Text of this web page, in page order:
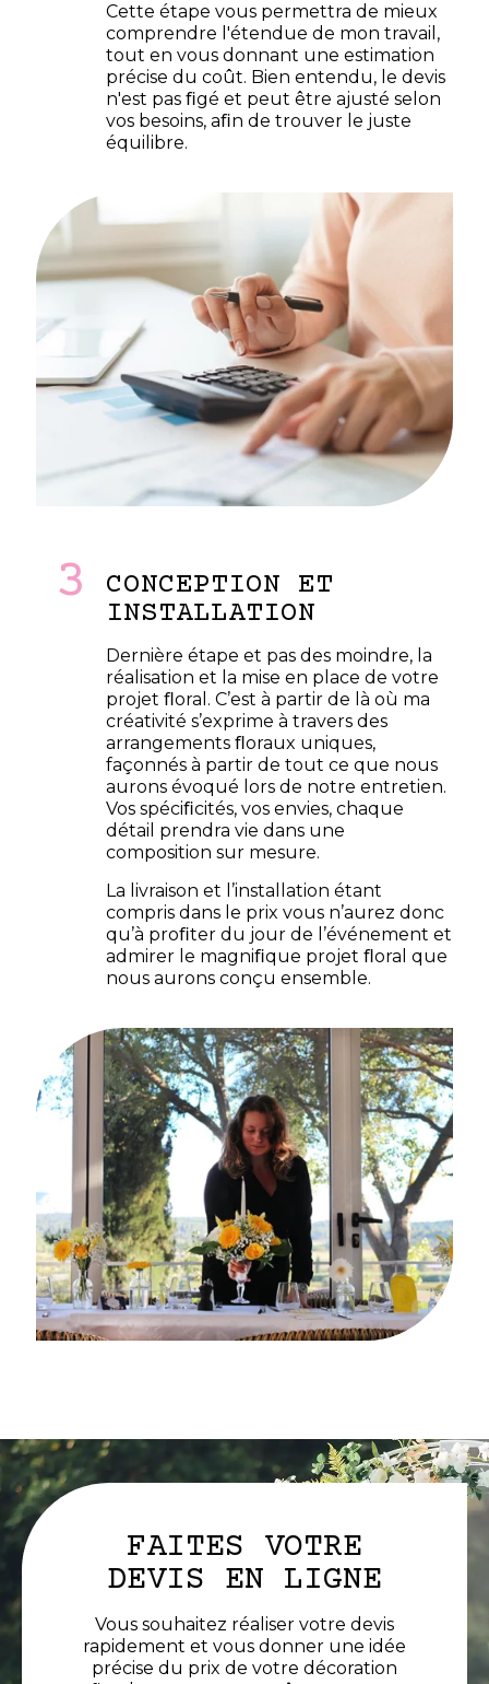
Cette étape vous permettra de mieux
comprendre l'étendue de mon travail,
tout en vous donnant une estimation
précise du coût. Bien entendu, le devis
n'est pas ﬁgé et peut être ajusté selon
vos besoins, aﬁn de trouver le juste
équilibre.
3
CONCEPTION ET
INSTALLATION
Dernière étape et pas des moindre, la
réalisation et la mise en place de votre
projet ﬂoral. C’est à partir de là où ma
créativité s’exprime à travers des
arrangements ﬂoraux uniques,
façonnés à partir de tout ce que nous
aurons évoqué lors de notre entretien.
Vos spéciﬁcités, vos envies, chaque
détail prendra vie dans une
composition sur mesure.
La livraison et l’installation étant
compris dans le prix vous n’aurez donc
qu’à proﬁter du jour de l’événement et
admirer le magniﬁque projet ﬂoral que
nous aurons conçu ensemble.
FAITES VOTRE
DEVIS EN LIGNE
Vous souhaitez réaliser votre devis
rapidement et vous donner une idée
précise du prix de votre décoration